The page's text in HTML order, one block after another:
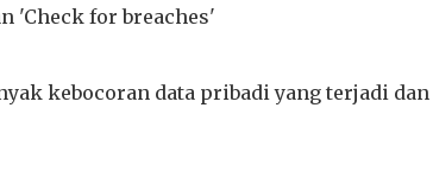
'Check for breaches'
kebocoran data pribadi yang terjadi dan